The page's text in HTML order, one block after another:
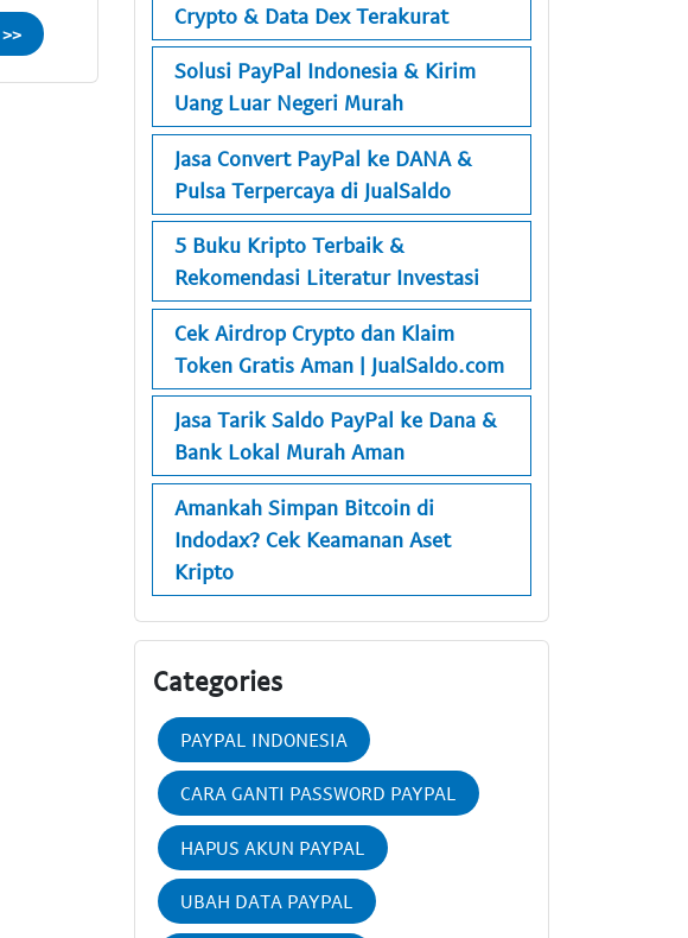
Crypto & Data Dex Terakurat
Solusi PayPal Indonesia & Kirim
Uang Luar Negeri Murah
Jasa Convert PayPal ke DANA &
Pulsa Terpercaya di JualSaldo
5 Buku Kripto Terbaik &
Rekomendasi Literatur Investasi
Cek Airdrop Crypto dan Klaim
Token Gratis Aman | JualSaldo.com
Jasa Tarik Saldo PayPal ke Dana &
Bank Lokal Murah Aman
Amankah Simpan Bitcoin di
Indodax? Cek Keamanan Aset
Kripto
Categories
PAYPAL INDONESIA
CARA GANTI PASSWORD PAYPAL
HAPUS AKUN PAYPAL
UBAH DATA PAYPAL